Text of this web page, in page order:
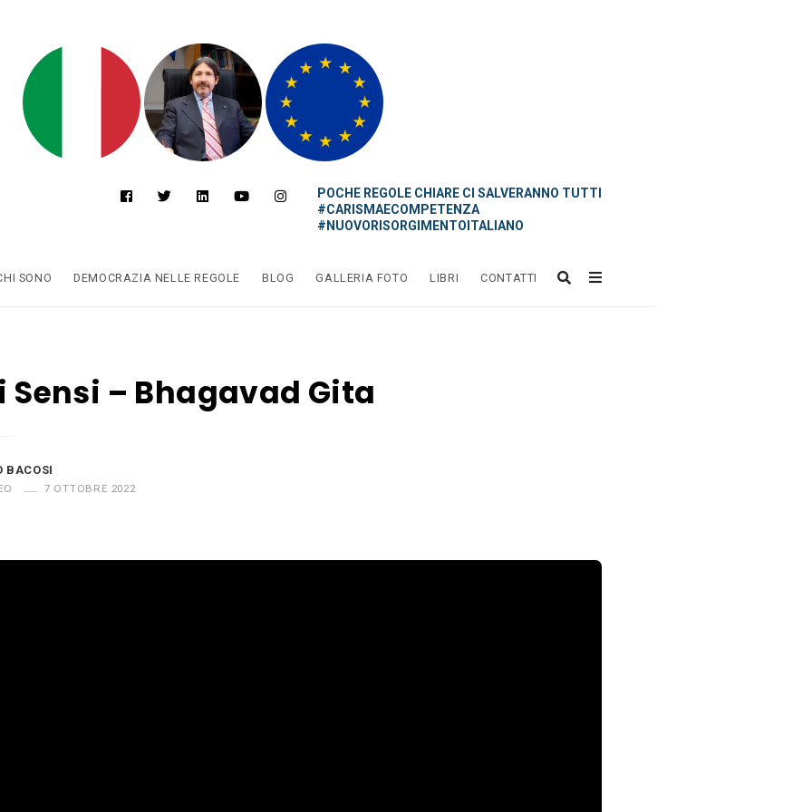
POCHE REGOLE CHIARE CI SALVERANNO TUTTI
#CARISMAECOMPETENZA
#NUOVORISORGIMENTOITALIANO
SONO DEMOCRAZIA NELLE REGOLE BLOG GALLERIA FOTO LIBRI CONTATTI
Sensi – Bhagavad Gita
BACOSI
7 OTTOBRE 2022